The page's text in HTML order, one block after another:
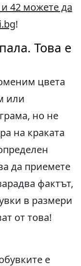
42 можете да
!
Това е
цвета
или
но не
на краката
да приемете
фактът,
в размери
от това!
е